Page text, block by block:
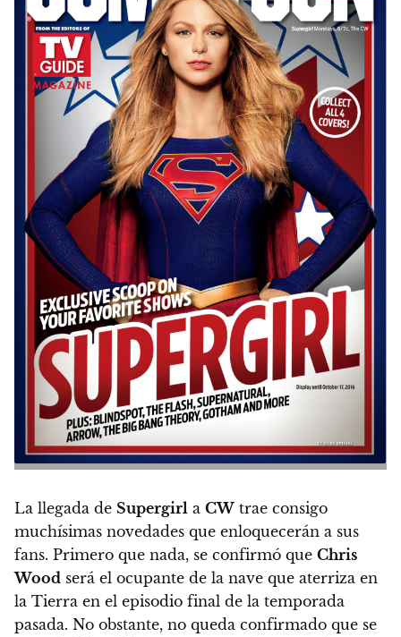
La llegada de Supergirl a CW trae consigo
muchísimas novedades que enloquecerán a sus
fans. Primero que nada, se confirmó que Chris
Wood será el ocupante de la nave que aterriza en
la Tierra en el episodio final de la temporada
pasada. No obstante, no queda confirmado que se